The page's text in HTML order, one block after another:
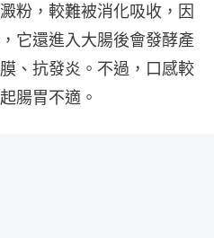
粉，較難被消化吸收，因
它還進入大腸後會發酵產
、抗發炎。不過，口感較
腸胃不適。